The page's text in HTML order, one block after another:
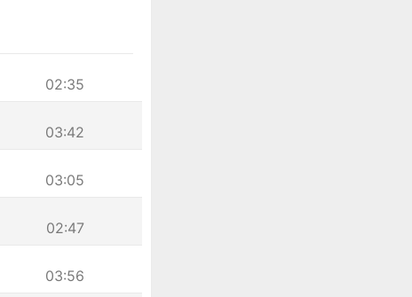
02:35
03:42
03:05
02:47
03:56